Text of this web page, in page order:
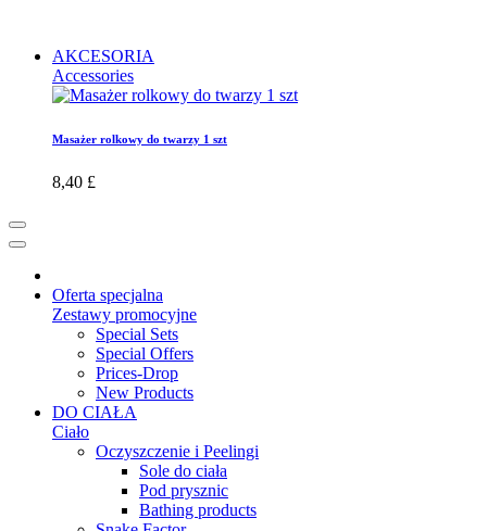
AKCESORIA
Accessories
Masażer rolkowy do twarzy 1 szt
8,40 £
Oferta specjalna
Zestawy promocyjne
Special Sets
Special Offers
Prices-Drop
New Products
DO CIAŁA
Ciało
Oczyszczenie i Peelingi
Sole do ciała
Pod prysznic
Bathing products